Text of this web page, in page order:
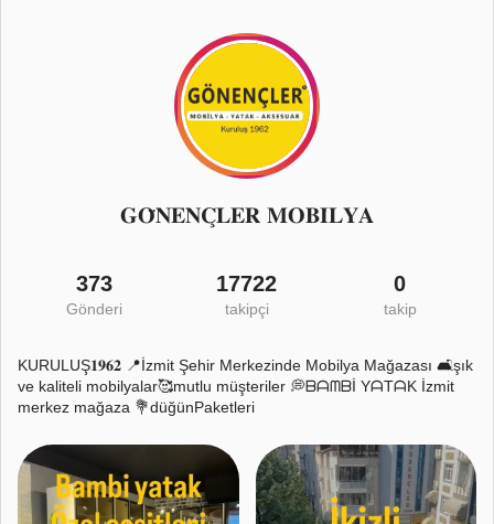
𝐆𝐎̈𝐍𝐄𝐍𝐂̧𝐋𝐄𝐑 𝐌𝐎𝐁𝐈̇𝐋𝐘𝐀
373
Gönderi
17722
takipçi
0
takip
KURULUŞ𝟏𝟗𝟔𝟐 📍İzmit Şehir Merkezinde Mobilya Mağazası 🛋️şık
ve kaliteli mobilyalar🥰mutlu müşteriler 💭ᗷᗩᗰᗷİ YᗩTᗩK İzmit
merkez mağaza 💐düğünPaketleri